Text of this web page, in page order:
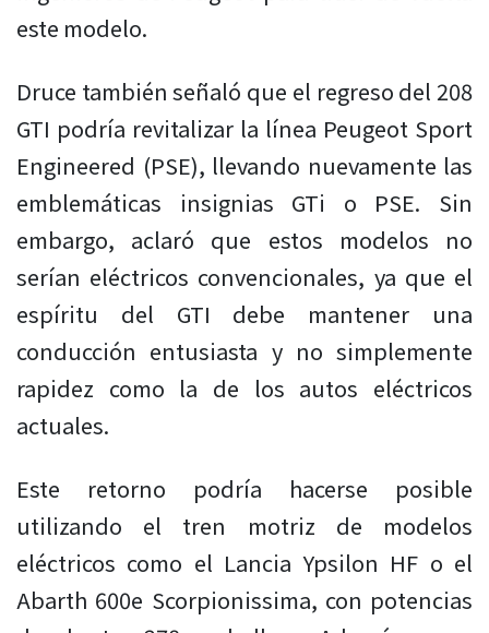
este modelo.
Druce también señaló que el regreso del 208
GTI podría revitalizar la línea Peugeot Sport
Engineered (PSE), llevando nuevamente las
emblemáticas insignias GTi o PSE. Sin
embargo, aclaró que estos modelos no
serían eléctricos convencionales, ya que el
espíritu del GTI debe mantener una
conducción entusiasta y no simplemente
rapidez como la de los autos eléctricos
actuales.
Este retorno podría hacerse posible
utilizando el tren motriz de modelos
eléctricos como el Lancia Ypsilon HF o el
Abarth 600e Scorpionissima, con potencias